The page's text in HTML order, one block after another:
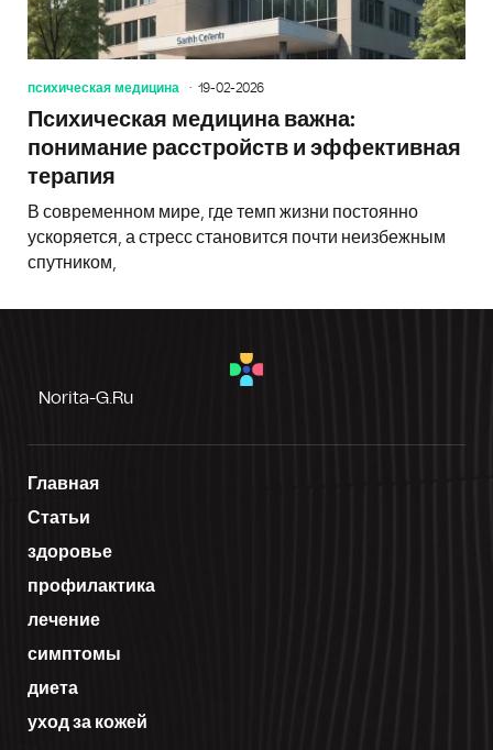
психическая медицина 19-02-2026
Психическая медицина важна:
понимание расстройств и эффективная
терапия
В современном мире, где темп жизни постоянно
ускоряется, а стресс становится почти неизбежным
спутником,
Norita-G.ru
Главная
Статьи
здоровье
профилактика
лечение
симптомы
диета
уход за кожей